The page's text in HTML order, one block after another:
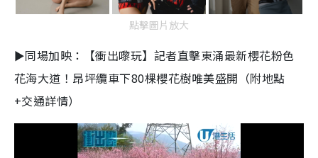
點擊圖片放大
►同場加映：【衝出嚟玩】記者直擊東涌最新櫻花粉色
花海大道！昂坪纜車下80棵櫻花樹唯美盛開（附地點
+交通詳情）